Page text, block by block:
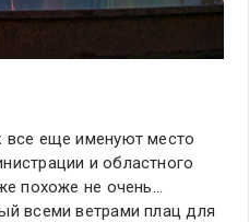
все еще именуют место
и областного
похоже не очень…
всеми ветрами плац для